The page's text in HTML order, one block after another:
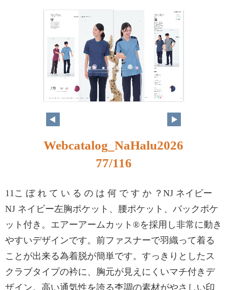
Webcatalog_NaHalu2026
77/116
11こ ぼ れ て い る の は 何 で す か ？NJ ネイビー
NJ ネイビー左胸ポケット、腰ポケット、バックポケ
ット付き。エアーアームカット®を採用し非常に動き
やすいデザインです。前ファスナーで羽織って着る
ことが出来る為着脱が簡単です。すっきりとしたス
クラブタイプの衿に、胸元が見えにくいマチ付きデ
ザイン。高い通気性を誇る杢調の素材がやさしい印